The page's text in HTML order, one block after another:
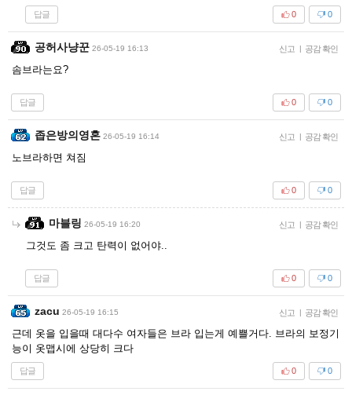
답글 0
0
공허사냥꾼 26-05-19 16:13 신고 | 공감 확인
솜브라는요?
답글 0
0
좁은방의영혼 26-05-19 16:14 신고 | 공감 확인
노브라하면 쳐짐
답글 0
0
마블링 26-05-19 16:20 신고 | 공감 확인
그것도 좀 크고 탄력이 없어야..
답글 0
0
zacu 26-05-19 16:15 신고 | 공감 확인
근데 옷을 입을때 대다수 여자들은 브라 입는게 예쁠거다. 브라의 보정기
능이 옷맵시에 상당히 크다
답글 0
0